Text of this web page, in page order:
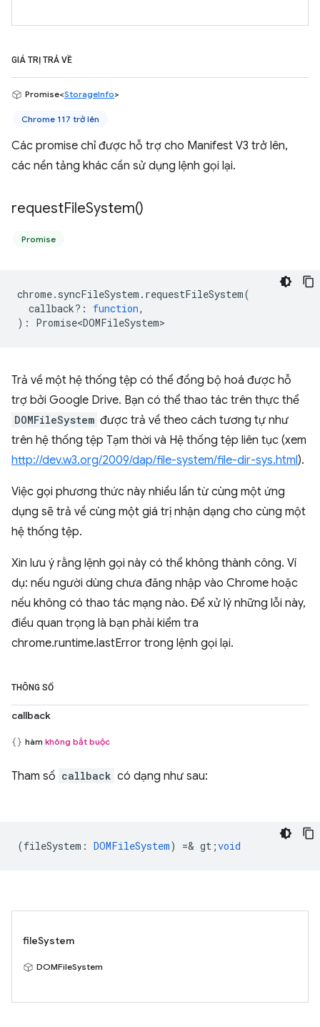
GIÁ TRỊ TRẢ VỀ
Promise<StorageInfo>
Chrome 117 trở lên
Các promise chỉ được hỗ trợ cho Manifest V3 trở lên,
các nền tảng khác cần sử dụng lệnh gọi lại.
requestFileSystem()
Promise
chrome. syncFileSystem . requestFileSystem(
callback? : function,
) : Promise<DOMFileSystem>
Trả về một hệ thống tệp có thể đồng bộ hoá được hỗ
trợ bởi Google Drive. Bạn có thể thao tác trên thực thể
DOMFileSystem được trả về theo cách tương tự như
trên hệ thống tệp Tạm thời và Hệ thống tệp liên tục (xem
http://dev.w3.org/2009/dap/file-system/file-dir-sys.html).
Việc gọi phương thức này nhiều lần từ cùng một ứng
dụng sẽ trả về cùng một giá trị nhận dạng cho cùng một
hệ thống tệp.
Xin lưu ý rằng lệnh gọi này có thể không thành công. Ví
dụ: nếu người dùng chưa đăng nhập vào Chrome hoặc
nếu không có thao tác mạng nào. Để xử lý những lỗi này,
điều quan trọng là bạn phải kiểm tra
chrome.runtime.lastError trong lệnh gọi lại.
THÔNG SỐ
callback
hàm không bắt buộc
Tham số callback có dạng như sau:
(fileSystem : DOMFileSystem) =& gt;void
fileSystem
DOMFileSystem